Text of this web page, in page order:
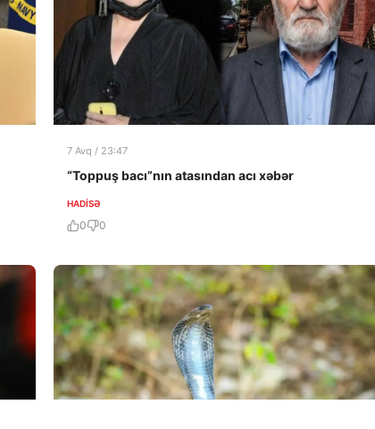
7 Avq / 23:47
“Toppuş bacı”nın atasından acı xəbər
HADISƏ
0 0